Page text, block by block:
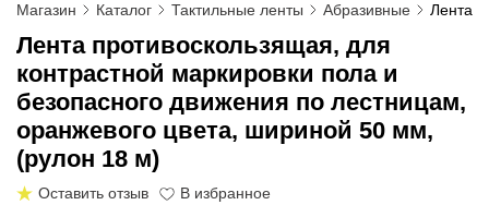
Магазин Каталог Тактильные ленты Абразивные Лента
Лента противоскользящая, для
контрастной маркировки пола и
безопасного движения по лестницам,
оранжевого цвета, шириной 50 мм,
(рулон 18 м)
Оставить отзыв